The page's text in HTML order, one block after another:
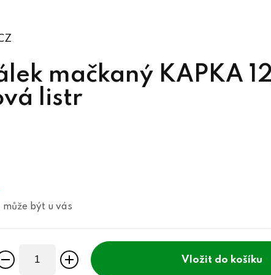
mačkaný KAPKA
listr
do košíku